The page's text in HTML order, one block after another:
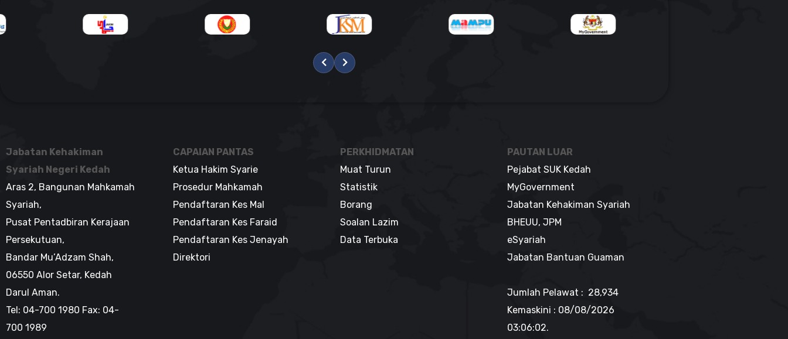
Jabatan Kehakiman
Syariah Negeri Kedah
Aras 2, Bangunan Mahkamah
Syariah,
Pusat Pentadbiran Kerajaan
Persekutuan,
Bandar Mu’Adzam Shah,
06550 Alor Setar, Kedah
Darul Aman.
Tel: 04-700 1980 Fax: 04-
700 1989
CAPAIAN PANTAS
Ketua Hakim Syarie
Prosedur Mahkamah
Pendaftaran Kes Mal
Pendaftaran Kes Faraid
Pendaftaran Kes Jenayah
Direktori
PERKHIDMATAN
Muat Turun
Statistik
Borang
Soalan Lazim
Data Terbuka
PAUTAN LUAR
Pejabat SUK Kedah
MyGovernment
Jabatan Kehakiman Syariah
BHEUU, JPM
eSyariah
Jabatan Bantuan Guaman
Jumlah Pelawat : 28,934
Kemaskini : 08/08/2026
03:06:02.